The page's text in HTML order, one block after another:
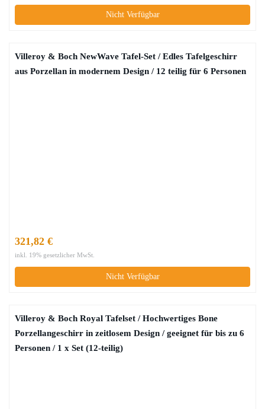
Nicht Verfügbar
Villeroy & Boch NewWave Tafel-Set / Edles Tafelgeschirr
aus Porzellan in modernem Design / 12 teilig für 6 Personen
321,82 €
inkl. 19% gesetzlicher MwSt.
Nicht Verfügbar
Villeroy & Boch Royal Tafelset / Hochwertiges Bone
Porzellangeschirr in zeitlosem Design / geeignet für bis zu 6
Personen / 1 x Set (12-teilig)